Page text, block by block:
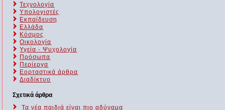
Τεχνολογία
Υπολογιστές
Εκπαίδευση
Ελλάδα
Κόσμος
Οικολογία
Υγεία - Ψυχολογία
Πρόσωπα
Περίεργα
Εορταστικά άρθρα
Διαδίκτυο
Σχετικά άρθρα
Τα νέα παιδιά είναι πιο αδύναμα